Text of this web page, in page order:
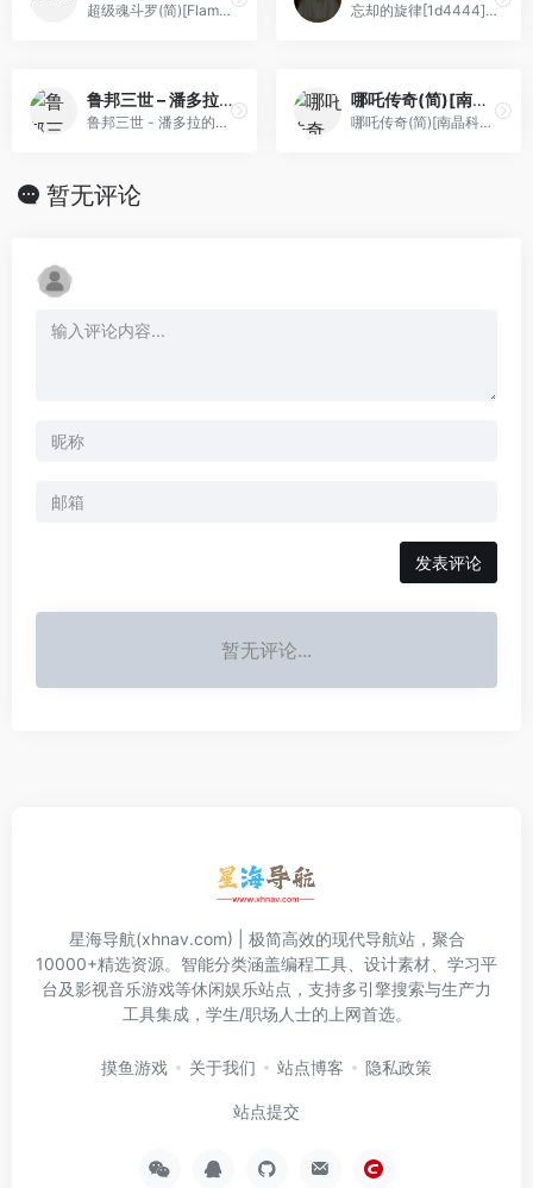
超级魂斗罗(简)[FlameCyclone](JP)[ACT](3Mb) 忘却的旋律[1d4444](v0.8机翻汉化)(简)(JP)(64Mb)
鲁邦三世 – 潘多拉的遗产(简)[逆游的五彩鱼](JP)[ACT](4Mb)
鲁邦三世 - 潘多拉的遗产(简)[逆游的五彩鱼](JP)[ACT](4Mb)
哪吒传奇(简)[南晶科技](CN)[RPG](16Mb)
哪吒传奇(简)[南晶科技](CN)[RPG](16Mb)
暂无评论
发表评论
暂无评论...
星海导航(xhnav.com) | 极简高效的现代导航站，聚合
10000+精选资源。智能分类涵盖编程工具、设计素材、学习平
台及影视音乐游戏等休闲娱乐站点，支持多引擎搜索与生产力
工具集成，学生/职场人士的上网首选。
摸鱼游戏 关于我们 站点博客 隐私政策
站点提交